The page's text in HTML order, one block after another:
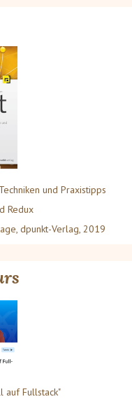
und Praxistipps
Redux
dpunkt-Verlag, 2019
auf Fullstack"